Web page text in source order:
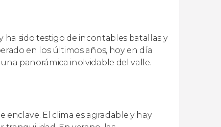
ha sido testigo de incontables batallas y
en los últimos años, hoy en día
panorámica inolvidable del valle.
enclave. El clima es agradable y hay